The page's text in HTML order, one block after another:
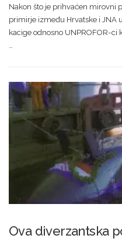
Nakon što je prihvaćen mirovni
primirje između Hrvatske i JNA
kacige odnosno UNPROFOR-
…
Ova diverzantska